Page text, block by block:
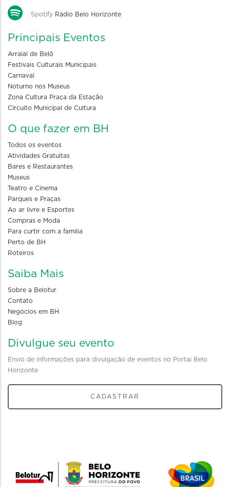
Spotify Rádio Belo Horizonte
Principais Eventos
Arraial de Belô
Festivais Culturais Municipais
Carnaval
Noturno nos Museus
Zona Cultura Praça da Estação
Circuito Municipal de Cultura
O que fazer em BH
Todos os eventos
Atividades Gratuitas
Bares e Restaurantes
Museus
Teatro e Cinema
Parques e Praças
Ao ar livre e Esportes
Compras e Moda
Para curtir com a familia
Perto de BH
Roteiros
Saiba Mais
Sobre a Belotur
Contato
Negócios em BH
Blog
Divulgue seu evento
Envio de informações para divulgação de eventos no Portal Belo
Horizonte
CADASTRAR